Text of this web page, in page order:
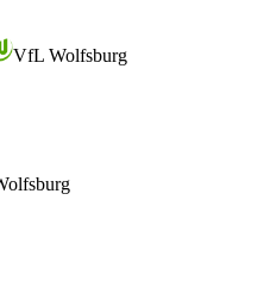
VfL Wolfsburg